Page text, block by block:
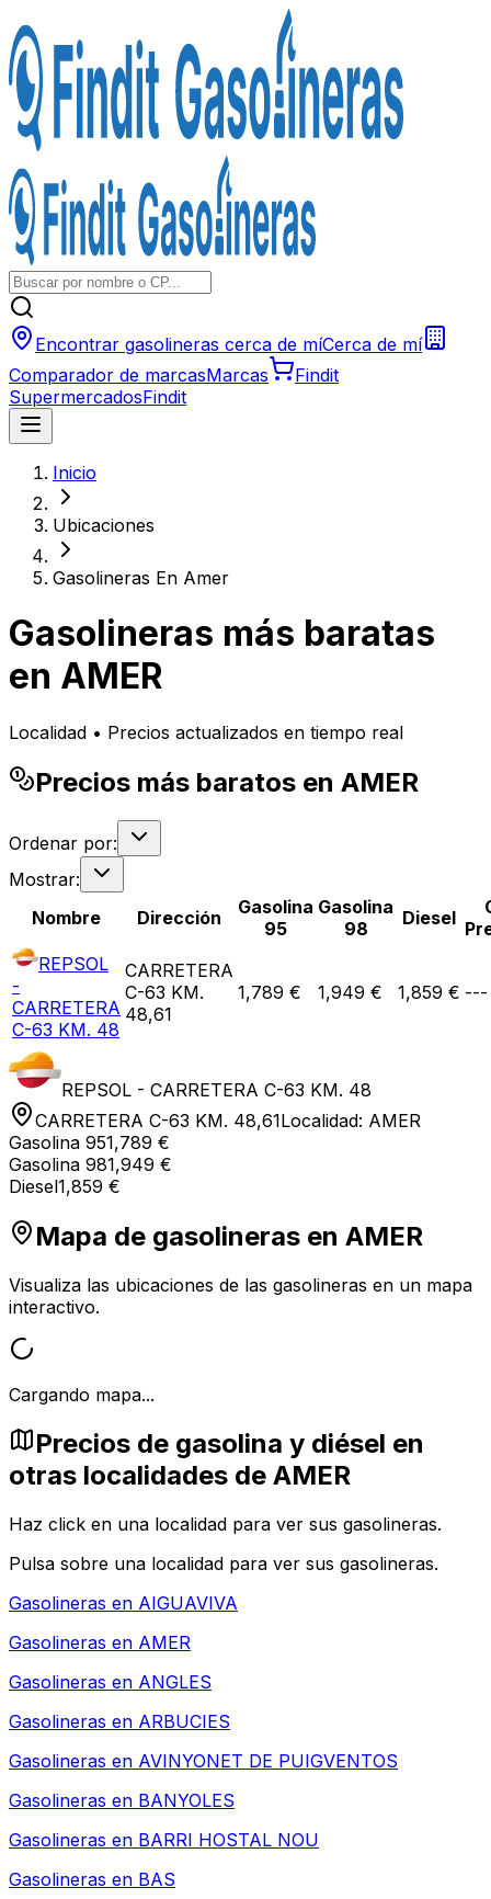
Encontrar gasolineras cerca de míCerca de mí
Comparador de marcasMarcas
Findit
SupermercadosFindit
Inicio
Ubicaciones
Gasolineras En Amer
Gasolineras más baratas
en AMER
Localidad • Precios actualizados en tiempo real
Precios más baratos en AMER
Ordenar por:
Mostrar:
Nombre
Dirección
Gasolina
95
Gasolina
98
Diesel
REPSOL
-
CARRETERA
C-63 KM. 48
CARRETERA
C-63 KM.
48,61
1,789 € 1,949 € 1,859 € ---
REPSOL - CARRETERA C-63 KM. 48
CARRETERA C-63 KM. 48,61Localidad: AMER
Gasolina 951,789 €
Gasolina 981,949 €
Diesel1,859 €
Mapa de gasolineras en AMER
Visualiza las ubicaciones de las gasolineras en un mapa
interactivo.
Cargando mapa...
Precios de gasolina y diésel en
otras localidades de AMER
Haz click en una localidad para ver sus gasolineras.
Pulsa sobre una localidad para ver sus gasolineras.
Gasolineras en AIGUAVIVA
Gasolineras en AMER
Gasolineras en ANGLES
Gasolineras en ARBUCIES
Gasolineras en AVINYONET DE PUIGVENTOS
Gasolineras en BANYOLES
Gasolineras en BARRI HOSTAL NOU
Gasolineras en BAS